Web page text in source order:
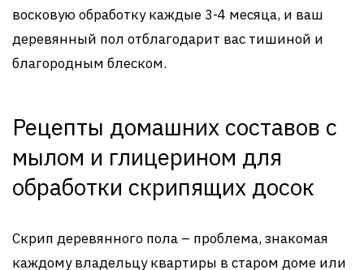
восковую обработку каждые 3-4 месяца, и ваш
деревянный пол отблагодарит вас тишиной и
благородным блеском.
Рецепты домашних составов с
мылом и глицерином для
обработки скрипящих досок
Скрип деревянного пола – проблема, знакомая
каждому владельцу квартиры в старом доме или